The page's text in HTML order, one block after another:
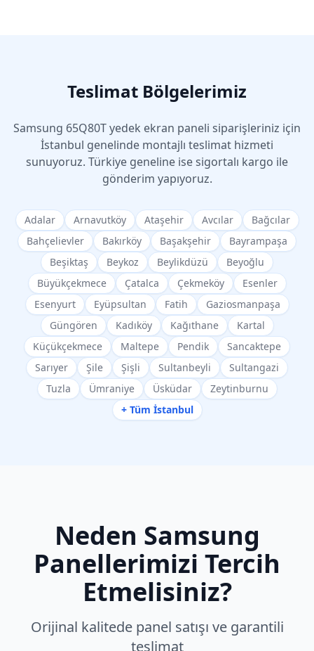
Teslimat Bölgelerimiz
Samsung 65Q80Tyedek ekran paneli siparişleriniz için
İstanbul genelinde montajlı teslimat hizmeti
sunuyoruz. Türkiye geneline ise sigortalı kargo ile
gönderim yapıyoruz.
Adalar Arnavutköy Ataşehir Avcılar
Bağcılar
Bahçelievler
Bakırköy Başakşehir
Bayrampaşa
Beşiktaş
Beykoz Beylikdüzü
Beyoğlu
Büyükçekmece
Çatalca Çekmeköy
Esenler
Esenyurt
Eyüpsultan Fatih
Gaziosmanpaşa
Güngören
Kadıköy Kağıthane
Kartal
Küçükçekmece
Maltepe Pendik
Sancaktepe
Sarıyer
Şile Şişli Sultanbeyli
Sultangazi
Tuzla
Ümraniye Üsküdar
Zeytinburnu
+ Tüm İstanbul
Neden Samsung
Panellerimizi Tercih
Etmelisiniz?
Orijinal kalitede panel satışı ve garantili
teslimat